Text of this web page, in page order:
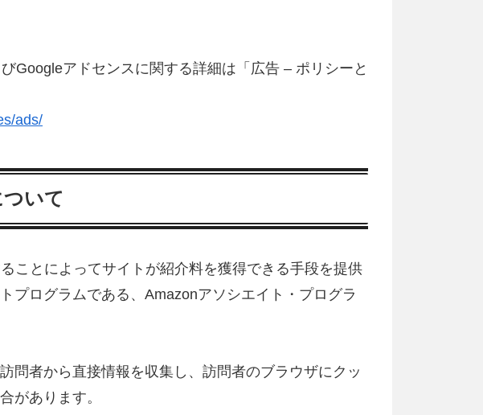
Googleアドセンスに関する詳細は「広告 – ポリシーと
ads/
いて
ことによってサイトが紹介料を獲得できる手段を提供
プログラムである、Amazonアソシエイト・プログラ
問者から直接情報を収集し、訪問者のブラウザにクッ
があります。